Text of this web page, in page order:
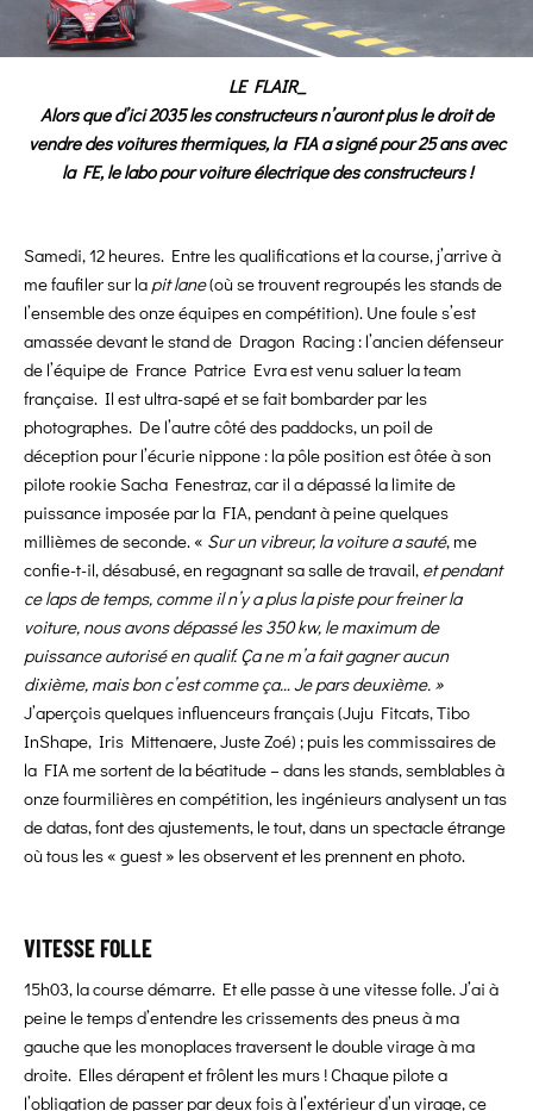
LE FLAIR_
Alors que d’ici 2035 les constructeurs n’auront plus le droit de
vendre des voitures thermiques, la FIA a signé pour 25 ans avec
la FE, le labo pour voiture électrique des constructeurs !
Samedi, 12 heures. Entre les qualifications et la course, j’arrive à
me faufiler sur la pit lane(où se trouvent regroupés les stands de
l’ensemble des onze équipes en compétition). Une foule s’est
amassée devant le stand de Dragon Racing : l’ancien défenseur
de l’équipe de France Patrice Evra est venu saluer la team
française. Il est ultra-sapé et se fait bombarder par les
photographes. De l’autre côté des paddocks, un poil de
déception pour l’écurie nippone : la pôle position est ôtée à son
pilote rookie Sacha Fenestraz, car il a dépassé la limite de
puissance imposée par la FIA, pendant à peine quelques
millièmes de seconde. « Sur un vibreur, la voiture a sauté, me
confie-t-il, désabusé, en regagnant sa salle de travail, et pendant
ce laps de temps, comme il n’y a plus la piste pour freiner la
voiture, nous avons dépassé les 350 kw, le maximum de
puissance autorisé en qualif. Ça ne m’a fait gagner aucun
dixième, mais bon c’est comme ça… Je pars deuxième. »
J’aperçois quelques influenceurs français (Juju Fitcats, Tibo
InShape, Iris Mittenaere, Juste Zoé) ; puis les commissaires de
la FIA me sortent de la béatitude – dans les stands, semblables à
onze fourmilières en compétition, les ingénieurs analysent un tas
de datas, font des ajustements, le tout, dans un spectacle étrange
où tous les « guest » les observent et les prennent en photo.
VITESSE FOLLE
15h03, la course démarre. Et elle passe à une vitesse folle. J’ai à
peine le temps d’entendre les crissements des pneus à ma
gauche que les monoplaces traversent le double virage à ma
droite. Elles dérapent et frôlent les murs ! Chaque pilote a
l’obligation de passer par deux fois à l’extérieur d’un virage, ce